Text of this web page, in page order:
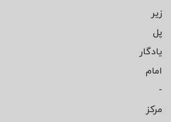
زیر
پل
یادگار
امام
-
مرکز